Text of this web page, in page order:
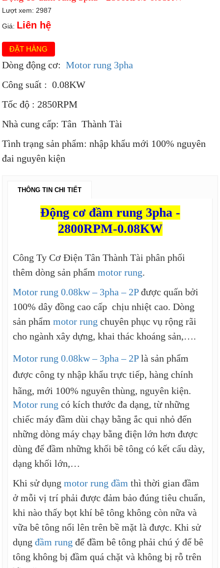
Lượt xem: 2987
Giá: Liên hệ
ĐẶT HÀNG
Dòng động cơ:Motor rung 3pha
Công suất : 0.08KW
Tốc độ : 2850RPM
Nhà cung cấp: Tân Thành Tài
Tình trạng sản phẩm: nhập khẩu mới 100% nguyên
đai nguyên kiện
THÔNG TIN CHI TIẾT
Động cơ đầm rung 3pha -
2800RPM-0.08KW
Công Ty Cơ Điện Tân Thành Tài phân phối
thêm dòng sản phẩmmotor rung.
Motor rung 0.08kw – 3pha – 2Pđược quấn bởi
100% dây đồng cao cấp chịu nhiệt cao. Dòng
sản phẩmmotor rung chuyên phục vụ rộng rãi
cho ngành xây dựng, khai thác khoáng sản,….
Motor rung 0.08kw – 3pha – 2Plà sản phẩm
được công ty nhập khẩu trực tiếp, hàng chính
hãng, mới 100% nguyên thùng, nguyên kiện.
Motor rung có kích thước đa dạng, từ những
chiếc máy đầm dùi chạy bằng ắc qui nhỏ đến
những dòng máy chạy bằng điện lớn hơn được
dùng để đầm những khối bê tông có kết cấu dày,
dạng khối lớn,…
Khi sử dụngmotor rung đầm thì thời gian đầm
ở mỗi vị trí phải được đảm bảo đúng tiêu chuẩn,
khi nào thấy bọt khí bê tông không còn nữa và
vữa bê tông nổi lên trên bề mặt là được. Khi sử
dụngđầm rung để đầm bê tông phải chú ý để bê
tông không bị đầm quá chặt và không bị rỗ trên